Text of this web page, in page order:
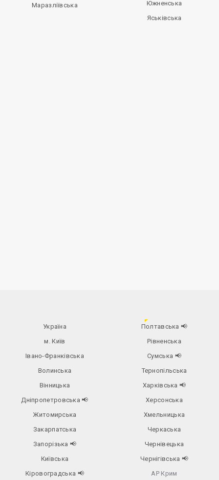
Маразліївська
Южненська
Яськівська
Україна
м. Київ
Івано-Франківська
Волинська
Вінницька
Дніпропетровська📢
Житомирська
Закарпатська
Запорізька 📢
Київська
Кіровоградська 📢
Полтавська 📢
Рівненська
Сумська 📢
Тернопільська
Харківська 📢
Херсонська
Хмельницька
Черкаська
Чернівецька
Чернігівська 📢
АР Крим